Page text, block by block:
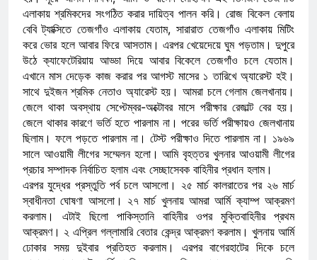
এলাকায় শ্রমিকদের সংগঠিত করার দায়িত্ব পালন করি। রোজ বিকেল বেলায়
বেবি ট্যাক্সিতে তেজগাঁও এলাকায় যেতাম, সারারাত তেজগাঁও এলাকায় মিটিং
করে ভোর হলে আবার ফিরে আসতাম। এরপর খেয়েদেয়ে ঘুম পড়তাম। দুপুরে
উঠে ক্যাফেটেরিয়ায় আড্ডা দিয়ে আবার বিকেলে তেজগাঁও চলে যেতাম।
এখানে মাস দেড়েক কাজ করার পর আগস্ট মাসের ১ তারিখে অ্যারেস্ট হই।
সাথে দুইজন শ্রমিক নেতাও অ্যারেস্ট হয়। আমরা চলে গেলাম জেলখানায়।
জেলে থাকা অবস্থায় সেপ্টেম্বর-অক্টোবর মাসে পরীক্ষার রেজাল্ট বের হয়।
জেলে থাকার কারণে ভর্তি হতে পারলাম না। পরের ভর্তি পরীক্ষায়ও জেলখানায়
ছিলাম। ফলে পড়তে পারলাম না। টেস্ট পরীক্ষাও দিতে পারলাম না। ১৯৬৯
সালে আওয়ামী লীগের সম্মেলন হলো। আমি বৃহত্তর খুলনার আওয়ামী লীগের
প্রচার সম্পাদক নির্বাচিত হলাম এবং সেচ্ছাসেবক বাহিনীর প্রধান হলাম।
এরপর যুদ্ধের প্রস্তুতি পর্ব চলে আসলো। ২৫ মার্চ কালরাতের পর ২৬ মার্চ
স্বাধীনতা ঘোষণা আসলো। ২৭ মার্চ খুলনায় আমরা আর্মি ক্যাম্প আক্রমণ
করলাম। এটাই ছিলো পাকিস্তানি বাহিনীর ওপর মুক্তিবাহিনীর প্রথম
আক্রমণ। ২ এপ্রিল গল্লামারি বেতার কেন্দ্র আক্রমণ করলাম। খুলনায় আর্মি
ঢোকার সময় দুইবার প্রতিহত করলাম। এরপর বাগেরহাটের দিকে চলে